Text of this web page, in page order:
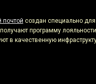
почтой создан специально для
программу
качественную